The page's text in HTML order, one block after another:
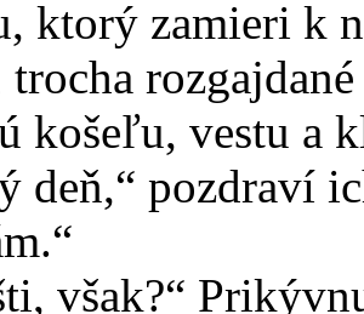
ktorý zamieri k
trocha
košeľu, vestu a
deň,“ pozdraví
však?“